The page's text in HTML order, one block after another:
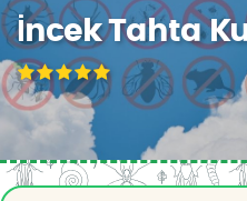
İncek Tahta